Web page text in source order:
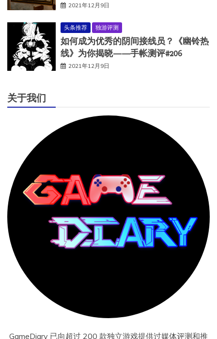
2021年12月9日
头条推荐 独游评测
如何成为优秀的阴间接线员？《幽铃热
线》为你揭晓——手帐测评#206
2021年12月9日
关于我们
GameDiary 已向超过 200 款独立游戏提供过媒体评测和推